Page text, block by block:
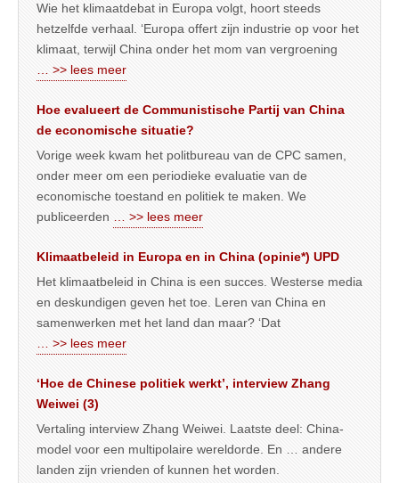
Wie het klimaatdebat in Europa volgt, hoort steeds
hetzelfde verhaal. ‘Europa offert zijn industrie op voor het
klimaat, terwijl China onder het mom van vergroening
… >> lees meer
Hoe evalueert de Communistische Partij van China
de economische situatie?
Vorige week kwam het politbureau van de CPC samen,
onder meer om een periodieke evaluatie van de
economische toestand en politiek te maken. We
publiceerden
… >> lees meer
Klimaatbeleid in Europa en in China (opinie*) UPD
Het klimaatbeleid in China is een succes. Westerse media
en deskundigen geven het toe. Leren van China en
samenwerken met het land dan maar? ‘Dat
… >> lees meer
‘Hoe de Chinese politiek werkt’, interview Zhang
Weiwei (3)
Vertaling interview Zhang Weiwei. Laatste deel: China-
model voor een multipolaire wereldorde. En … andere
landen zijn vrienden of kunnen het worden.